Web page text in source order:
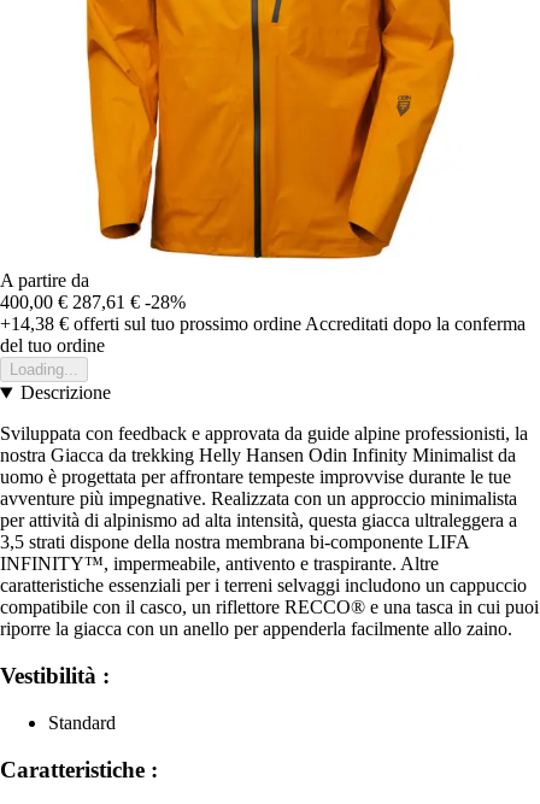
A partire da
400,00 € 287,61 € -28%
+14,38 € offerti sul tuo prossimo ordine Accreditati dopo la conferma
del tuo ordine
Loading...
Descrizione
Sviluppata con feedback e approvata da guide alpine professionisti, la
nostra Giacca da trekking Helly Hansen Odin Infinity Minimalist da
uomo è progettata per affrontare tempeste improvvise durante le tue
avventure più impegnative. Realizzata con un approccio minimalista
per attività di alpinismo ad alta intensità, questa giacca ultraleggera a
3,5 strati dispone della nostra membrana bi-componente LIFA
INFINITY™, impermeabile, antivento e traspirante. Altre
caratteristiche essenziali per i terreni selvaggi includono un cappuccio
compatibile con il casco, un riflettore RECCO® e una tasca in cui puoi
riporre la giacca con un anello per appenderla facilmente allo zaino.
Vestibilità :
Standard
Caratteristiche :